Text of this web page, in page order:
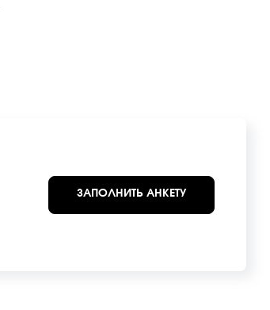
ЗАПОЛНИТЬ АНКЕТУ